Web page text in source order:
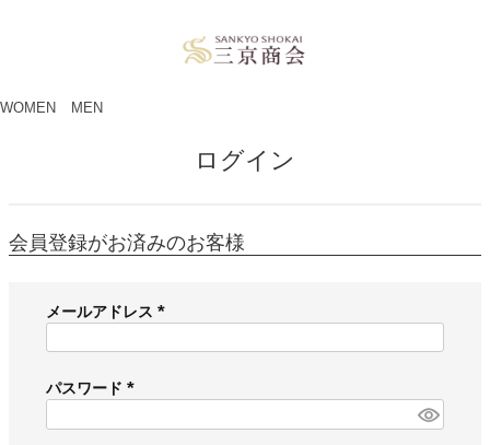
WOMEN MEN
ログイン
会員登録がお済みのお客様
メールアドレス
必
)
パスワード
必